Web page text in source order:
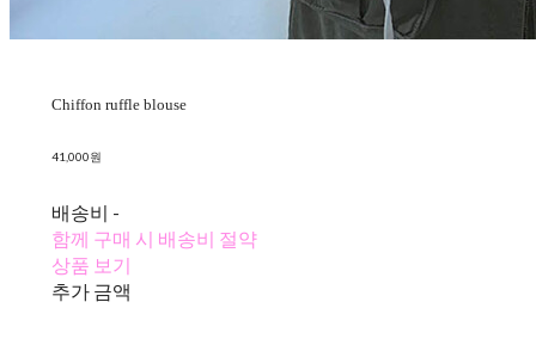
Chiffon ruffle blouse
41,000원
배송비 -
함께 구매 시 배송비 절약
상품 보기
추가 금액